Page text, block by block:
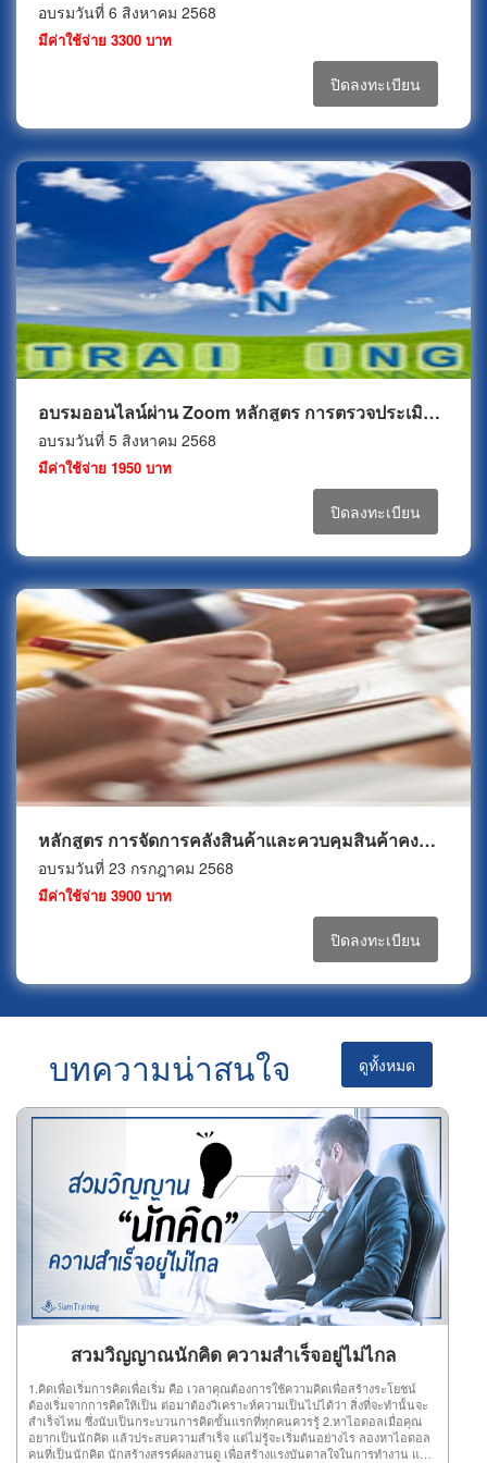
อบรมวันที่ 6 สิงหาคม 2568
มีค่าใช้จ่าย 3300 บาท
ปิดลงทะเบียน
อบรมออนไลน์ผ่าน Zoom หลักสูตร การตรวจประเมินผู้ขายอย่างมืออาชีพ (Supplier Audit as Professional)
อบรมวันที่ 5 สิงหาคม 2568
มีค่าใช้จ่าย 1950 บาท
ปิดลงทะเบียน
หลักสูตร การจัดการคลังสินค้าและควบคุมสินค้าคงคลังอย่างมีประสิทธิภาพ (Effective warehouse and inventory management)
อบรมวันที่ 23 กรกฎาคม 2568
มีค่าใช้จ่าย 3900 บาท
ปิดลงทะเบียน
บทความน่าสนใจ ดูทั้งหมด
สวมวิญญาณนักคิด ความสำเร็จอยู่ไม่ไกล
1.คิดเพื่อเริ่มการคิดเพื่อเริ่ม คือ เวลาคุณต้องการใช้ความคิดเพื่อสร้างระโยชน์
ต้องเริ่มจากการคิดให้เป็น ต่อมาต้องวิเคราะห์ความเป็นไปได้ว่า สิ่งที่จะทำนั้นจะ
สำเร็จไหม ซึ่งนับเป็นกระบวนการคิดขั้นแรกที่ทุกคนควรรู้ 2.หาไอดอลเมื่อคุณ
อยากเป็นนักคิด แล้วประสบความสำเร็จ แต่ไม่รู้จะเริ่มต้นอย่างไร ลองหาไอดอล
คนที่เป็นนักคิด นักสร้างสรรค์ผลงานดู เพื่อสร้างแรงบันดาลใจในการทำงาน แล้ว